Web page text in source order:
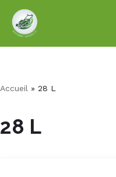
Aller
au
Accueil » 28 L
28 L